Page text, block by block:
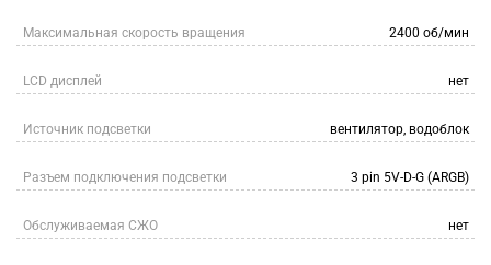
Максимальная скорость вращения 2400 об/мин
LCD дисплей нет
Источник подсветки вентилятор, водоблок
Разъем подключения подсветки 3 pin 5V-D-G (ARGB)
Обслуживаемая СЖО нет